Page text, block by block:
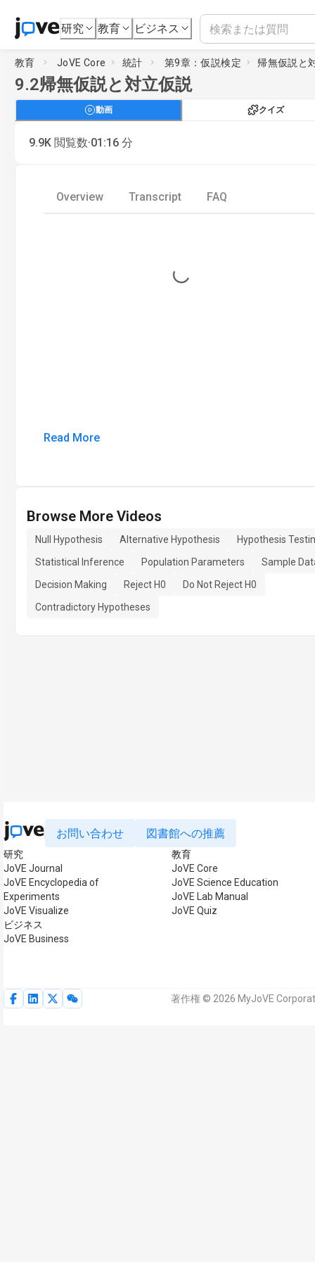
研究 教育 ビジネス
教育 JoVE Core 統計 第9章：仮説検定 帰無仮説と
9.2帰無仮説と対立仮説
動画 クイズ
9.9K 閲覧数·01:16 分
Overview Transcript FAQ
Loading...
Read More
Browse More Videos
Null Hypothesis Alternative Hypothesis
Hypothesis
Statistical Inference
Population Parameters
Sample
Decision Making
Reject H0
Do Not Reject H0
Contradictory Hypotheses
お問い合わせ 図書館への推薦
研究
JoVE Journal
JoVE Encyclopedia of
Experiments
JoVE Visualize
ビジネス
JoVE Business
教育
JoVE Core
JoVE Science Education
JoVE Lab Manual
JoVE Quiz
著作権 © 2026 MyJoVE